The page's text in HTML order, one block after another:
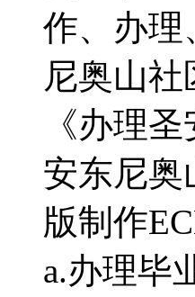
作、办理
尼奥山社
《办理
安东尼奥
版制作
a.办理毕